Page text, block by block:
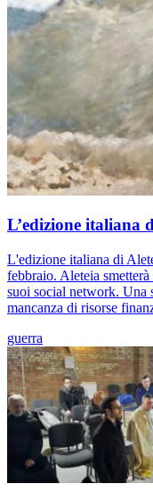
L’edizione italiana
L'edizione italiana di
febbraio. Aleteia
suoi social network. Una
mancanza di risorse
guerra